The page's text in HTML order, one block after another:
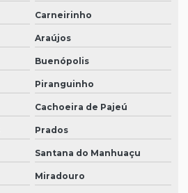
Carneirinho
Araújos
Buenópolis
Piranguinho
Cachoeira de Pajeú
Prados
Santana do Manhuaçu
Miradouro